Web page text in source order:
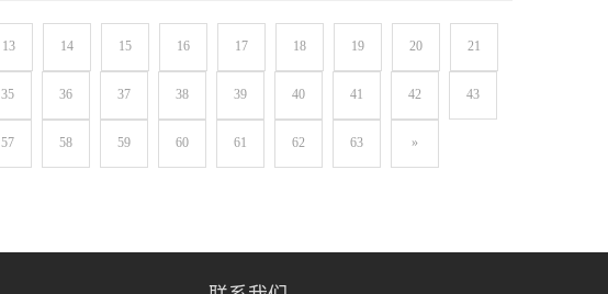
13 14 15 16 17 18 19 20 21
35 36 37 38 39 40 41 42 43
57 58 59 60 61 62 63 »